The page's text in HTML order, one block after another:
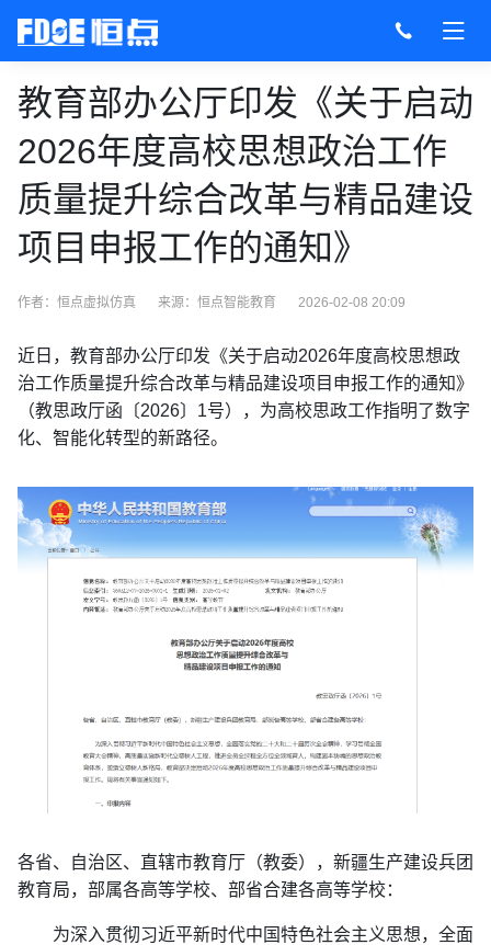
教育部办公厅印发《关于启动
2026年度高校思想政治工作
质量提升综合改革与精品建设
项目申报工作的通知》
作者：恒点虚拟仿真 来源： 恒点智能教育 2026-02-08 20:09
近日，教育部办公厅印发《关于启动2026年度高校思想政
治工作质量提升综合改革与精品建设项目申报工作的通知》
（教思政厅函〔2026〕1号），为高校思政工作指明了数字
化、智能化转型的新路径。
各省、自治区、直辖市教育厅（教委），新疆生产建设兵团
教育局，部属各高等学校、部省合建各高等学校：
为深入贯彻习近平新时代中国特色社会主义思想，全面